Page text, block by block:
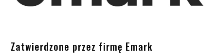
Zatwierdzone przez firmę Emark